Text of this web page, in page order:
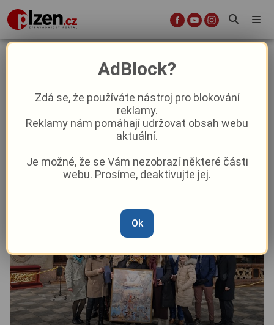
„Tak ti Ď!“ Hlavní cena pro největší
české dobrodince putuje do
plzeňského TOTEMu
Aktuality Aktuálně
Marie Osvaldová –15. 1.|16:31
AdBlock?
Zdá se, že používáte nástroj pro blokování
reklamy.
Reklamy nám pomáhají udržovat obsah webu
aktuální.
Je možné, že se Vám nezobrazí některé části
webu. Prosíme, deaktivujte jej.
Ok